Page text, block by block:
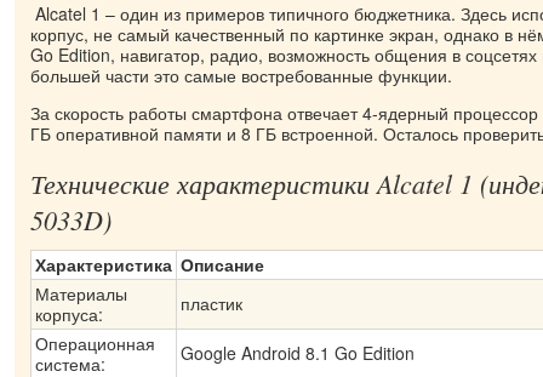
Alcatel 1 – один из примеров типичного бюджетника. Здесь
корпус, не самый качественный по картинке экран, однако в
Go Edition, навигатор, радио, возможность общения в
большей части это самые востребованные функции.
За скорость работы смартфона отвечает 4-ядерный
ГБ оперативной памяти и 8 ГБ встроенной. Осталось
Технические характеристики Alcatel 1
5033D)
Характеристика Описание
Материалы
корпуса:
пластик
Операционная
система:
Google Android 8.1 Go Edition